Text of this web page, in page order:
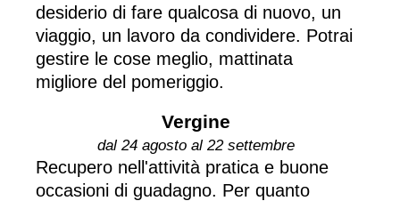
desiderio di fare qualcosa di nuovo, un
viaggio, un lavoro da condividere. Potrai
gestire le cose meglio, mattinata
migliore del pomeriggio.
Vergine
dal 24 agosto al 22 settembre
Recupero nell'attività pratica e buone
occasioni di guadagno. Per quanto